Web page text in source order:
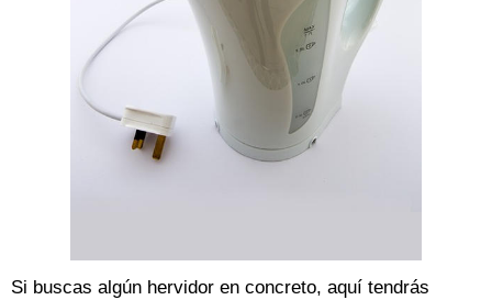
Si buscas algún hervidor en concreto, aquí tendrás